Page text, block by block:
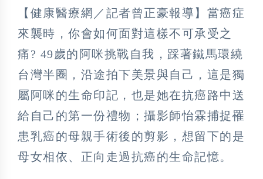
【健康醫療網／記者曾正豪報導】當癌症
來襲時，你會如何面對這樣不可承受之
痛? 49歲的阿咪挑戰自我，踩著鐵馬環繞
台灣半圈，沿途拍下美景與自己，這是獨
屬阿咪的生命印記，也是她在抗癌路中送
給自己的第一份禮物；攝影師怡霖捕捉罹
患乳癌的母親手術後的剪影，想留下的是
母女相依、正向走過抗癌的生命記憶。